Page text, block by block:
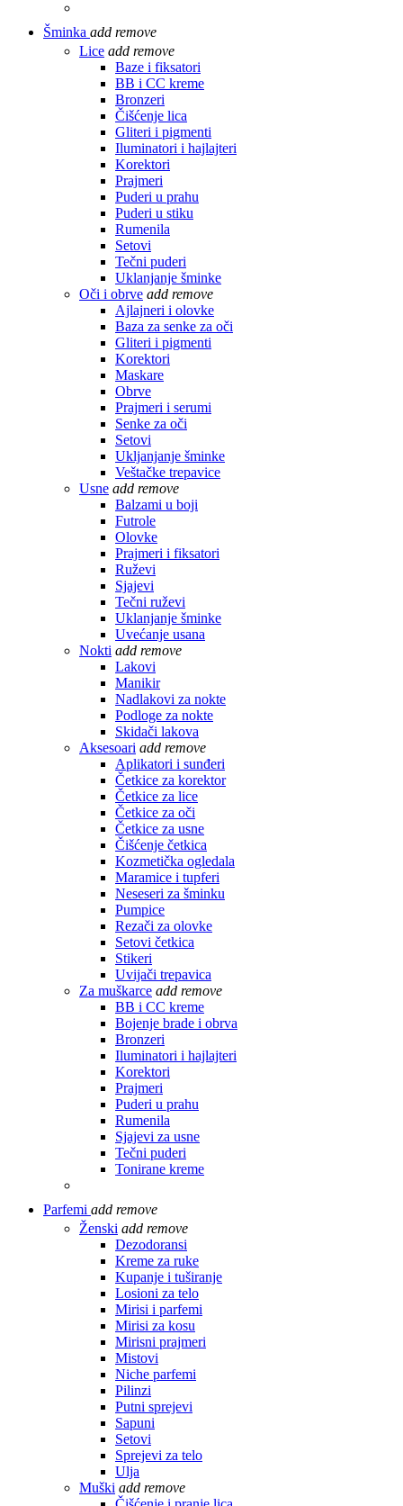
Šminka add remove
Lice add remove
Baze i fiksatori
BB i CC kreme
Bronzeri
Čišćenje lica
Gliteri i pigmenti
Iluminatori i hajlajteri
Korektori
Prajmeri
Puderi u prahu
Puderi u stiku
Rumenila
Setovi
Tečni puderi
Uklanjanje šminke
Oči i obrve add remove
Ajlajneri i olovke
Baza za senke za oči
Gliteri i pigmenti
Korektori
Maskare
Obrve
Prajmeri i serumi
Senke za oči
Setovi
Ukljanjanje šminke
Veštačke trepavice
Usne add remove
Balzami u boji
Futrole
Olovke
Prajmeri i fiksatori
Ruževi
Sjajevi
Tečni ruževi
Uklanjanje šminke
Uvećanje usana
Nokti add remove
Lakovi
Manikir
Nadlakovi za nokte
Podloge za nokte
Skidači lakova
Aksesoari add remove
Aplikatori i sunđeri
Četkice za korektor
Četkice za lice
Četkice za oči
Četkice za usne
Čišćenje četkica
Kozmetička ogledala
Maramice i tupferi
Neseseri za šminku
Pumpice
Rezači za olovke
Setovi četkica
Stikeri
Uvijači trepavica
Za muškarce add remove
BB i CC kreme
Bojenje brade i obrva
Bronzeri
Iluminatori i hajlajteri
Korektori
Prajmeri
Puderi u prahu
Rumenila
Sjajevi za usne
Tečni puderi
Tonirane kreme
Parfemi add remove
Ženski add remove
Dezodoransi
Kreme za ruke
Kupanje i tuširanje
Losioni za telo
Mirisi i parfemi
Mirisi za kosu
Mirisni prajmeri
Mistovi
Niche parfemi
Pilinzi
Putni sprejevi
Sapuni
Setovi
Sprejevi za telo
Ulja
Muški add remove